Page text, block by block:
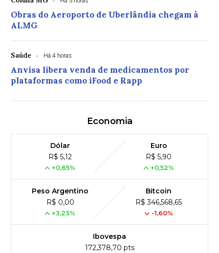
Obras do Aeroporto de Uberlândia chegam à
ALMG
Saúde Há 4 horas
Anvisa libera venda de medicamentos por
plataformas como iFood e Rapp
Economia
Dólar
R$ 5,12
+0,65%
Euro
R$ 5,90
+0,52%
Peso Argentino
R$ 0,00
+3,23%
Bitcoin
R$ 346,568,65
-1,60%
Ibovespa
172,378,70 pts